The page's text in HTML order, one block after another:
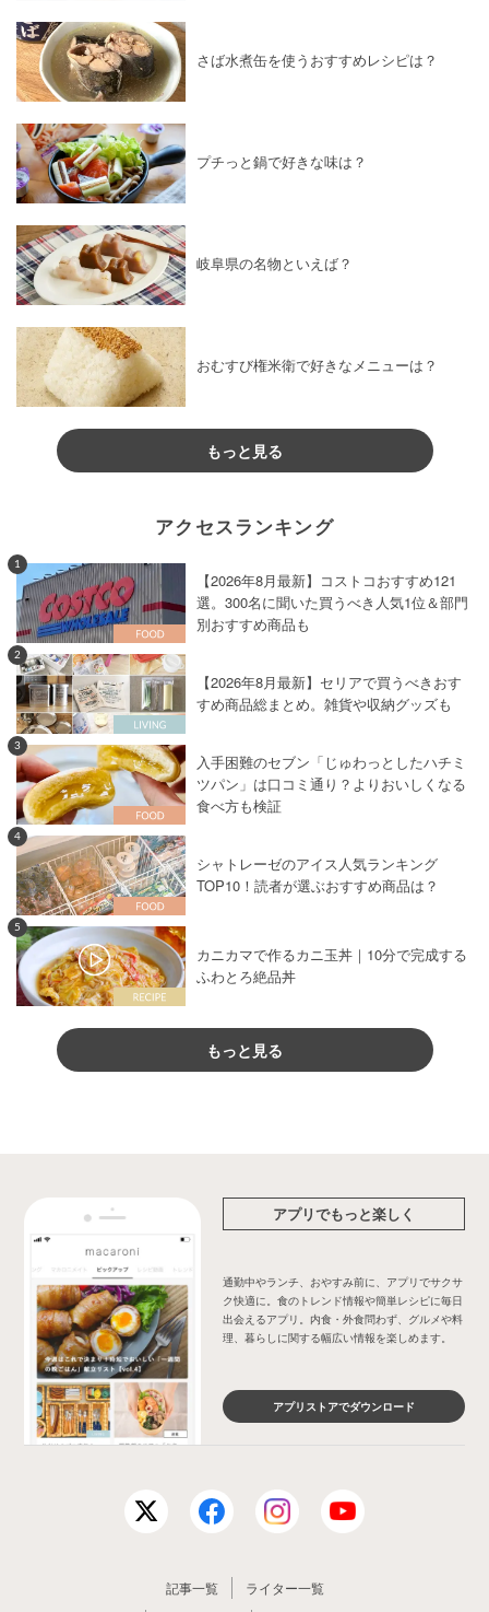
さば水煮缶を使うおすすめレシピは？
プチっと鍋で好きな味は？
岐阜県の名物といえば？
おむすび権米衛で好きなメニューは？
もっと見る
アクセスランキング
1
【2026年8月最新】コストコおすすめ121
選。300名に聞いた買うべき人気1位＆部門
別おすすめ商品も
2
【2026年8月最新】セリアで買うべきおす
すめ商品総まとめ。雑貨や収納グッズも
3
入手困難のセブン「じゅわっとしたハチミ
ツパン」は口コミ通り？よりおいしくなる
食べ方も検証
4
シャトレーゼのアイス人気ランキング
TOP10！読者が選ぶおすすめ商品は？
5
カニカマで作るカニ玉丼｜10分で完成する
ふわとろ絶品丼
もっと見る
アプリでもっと楽しく
通勤中やランチ、おやすみ前に、アプリでサクサ
ク快適に。食のトレンド情報や簡単レシピに毎日
出会えるアプリ。内食・外食問わず、グルメや料
理、暮らしに関する幅広い情報を楽しめます。
アプリストアでダウンロード
記事一覧
ライター一覧